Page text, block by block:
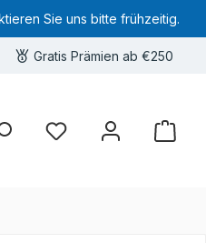
Sie uns bitte frühzeitig.
Gratis Prämien ab €250
Hardware-Deals
Sie haben 0 Produkte